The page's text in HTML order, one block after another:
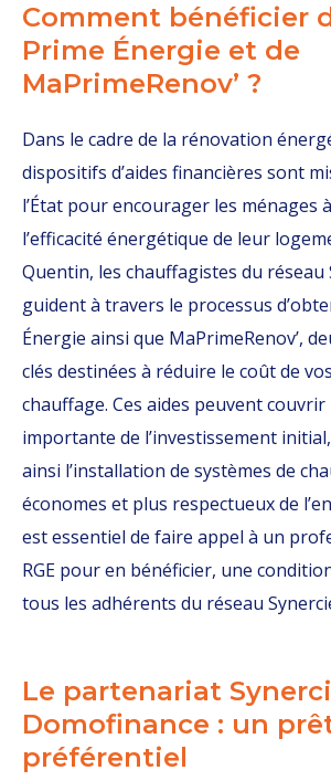
Comment bénéficier
Prime Énergie et de
MaPrimeRenov’ ?
Dans le cadre de la rénovation
dispositifs d’aides financières sont
l’État pour encourager les ménages
l’efficacité énergétique de leur
Quentin, les chauffagistes du réseau
guident à travers le processus
Énergie ainsi que MaPrimeRenov’,
clés destinées à réduire le coût de
chauffage. Ces aides peuvent
importante de l’investissement
ainsi l’installation de systèmes de
économes et plus respectueux de
est essentiel de faire appel à un
RGE pour en bénéficier, une
tous les adhérents du réseau
Le partenariat
Domofinance : un
préférentiel